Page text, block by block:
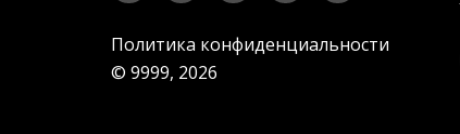
Политика конфиденциальности
© 9999, 2026